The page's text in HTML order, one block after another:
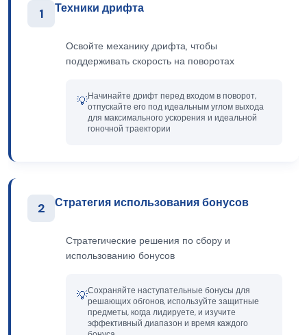
1 Техники дрифта
Освойте механику дрифта, чтобы
поддерживать скорость на поворотах
💡Начинайте дрифт перед входом в поворот,
отпускайте его под идеальным углом выхода
для максимального ускорения и идеальной
гоночной траектории
2 Стратегия использования бонусов
Стратегические решения по сбору и
использованию бонусов
💡Сохраняйте наступательные бонусы для
решающих обгонов, используйте защитные
предметы, когда лидируете, и изучите
эффективный диапазон и время каждого